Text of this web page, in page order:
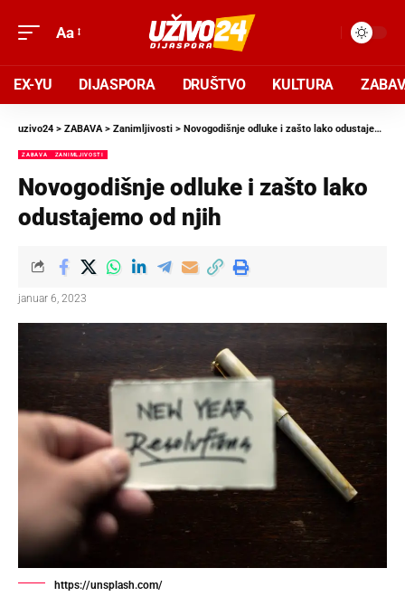
Aa
EX-YU DIJASPORA DRUŠTVO KULTURA
uzivo24 > ZABAVA> Zanimljivosti > Novogodišnje odluke i zašto lako odustajemo od njih
ZABAVA ZANIMLJIVOSTI
Novogodišnje odluke i zašto lako
odustajemo od njih
januar 6, 2023
https://unsplash.com/